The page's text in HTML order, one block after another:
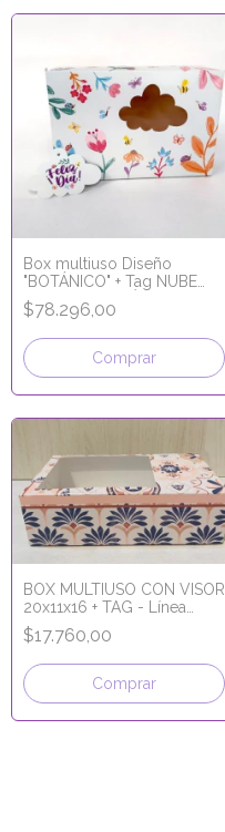
Box multiuso Diseño
"BOTÁNICO" + Tag NUBE
26x17x9 cm - LÍNEA
PREMIUM
$78.296,00
Comprar
BOX MULTIUSO CON VISOR
20x11x16 + TAG - Línea
Marruecos
$17.760,00
Comprar